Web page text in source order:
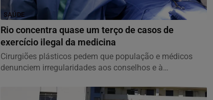
SAÚDE
Rio concentra quase um terço de casos de
exercício ilegal da medicina
Cirurgiões plásticos pedem que população e médicos
denunciem irregularidades aos conselhos e à